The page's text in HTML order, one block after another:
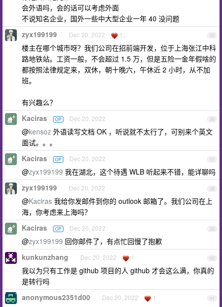
会外语吗，会的话可以考虑外面
不说知名企业，国外一些中大型企业一年 40 没问题
35
zyx199199 Dec 20, 2022 1
楼主在哪个城市呀？我们公司在招前端开发，位于上海张江中科
路地铁站。工资一般，不会超过 1.5 万，但是五险一金年假啥的
都按照法律规定来，双休，朝十晚六，午休近 2 小时，从不加
班。
有兴趣么？
36
Kaciras OP Dec 20, 2022
@kensoz 外语读写文档 OK ，听说就不太行了，可别来个英文
面试。。。
37
Kaciras OP Dec 20, 2022
@zyx199199 我在湖北，这个待遇 WLB 听起来不错，能详聊吗
38
zyx199199 Dec 20, 2022
@Kaciras 我给你发邮件到你的 outlook 邮箱了。我们公司在上
海，你考虑来上海吗？
39
Kaciras OP Dec 20, 2022
@zyx199199 回你邮件了，有点忙回慢了抱歉
40
kunkunzhang Dec 20, 2022 1
我以为只有工作是 github 项目的人 github 才会这么满，你真的
是转行吗
41
anonymous2351d00 Dec 20, 2022 1